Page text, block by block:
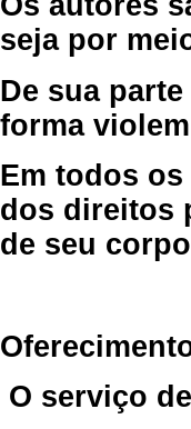
seja por
De sua
forma
Em todos
dos direitos
de seu
O serviço